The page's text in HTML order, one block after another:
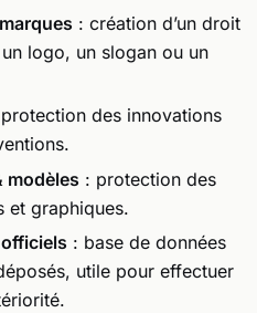
: création d’un droit
logo, un slogan ou un
des innovations
modèles : protection des
et graphiques.
: base de données
utile pour effectuer